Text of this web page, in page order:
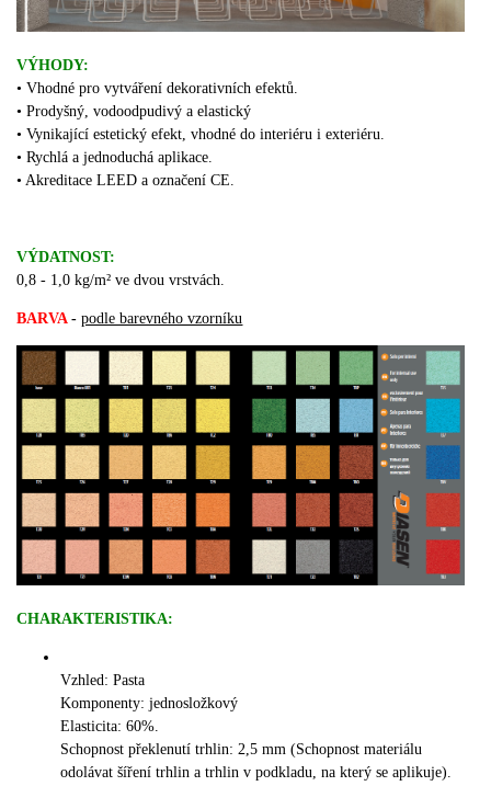
VÝHODY:
• Vhodné pro vytváření dekorativních efektů.
•Prodyšný, vodoodpudivý a elastický
•Vynikající estetický efekt, vhodné do interiéru i exteriéru.
• Rychlá a jednoduchá aplikace.
• Akreditace LEED a označení CE.
VÝDATNOST:
0,8 - 1,0 kg/m² ve dvou vrstvách.
BARVA-podle barevného vzorníku
CHARAKTERISTIKA:
Vzhled: Pasta
Komponenty: jednosložkový
Elasticita: 60%.
Schopnost překlenutí trhlin: 2,5 mm (Schopnost materiálu
odolávat šíření trhlin a trhlin v podkladu, na který se aplikuje).